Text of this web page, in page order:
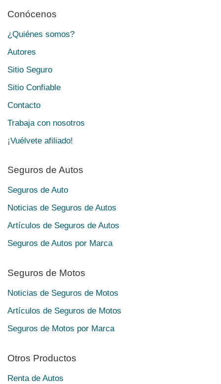
Conócenos
¿Quiénes somos?
Autores
Sitio Seguro
Sitio Confiable
Contacto
Trabaja con nosotros
¡Vuélvete afiliado!
Seguros de Autos
Seguros de Auto
Noticias de Seguros de Autos
Artículos de Seguros de Autos
Seguros de Autos por Marca
Seguros de Motos
Noticias de Seguros de Motos
Artículos de Seguros de Motos
Seguros de Motos por Marca
Otros Productos
Renta de Autos